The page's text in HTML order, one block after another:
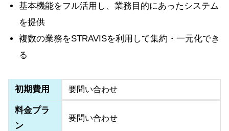
基本機能をフル活用し、業務目的にあったシステム
を提供
複数の業務をSTRAVISを利用して集約・一元化でき
る
初期費用 要問い合わせ
料金プラ
ン
要問い合わせ